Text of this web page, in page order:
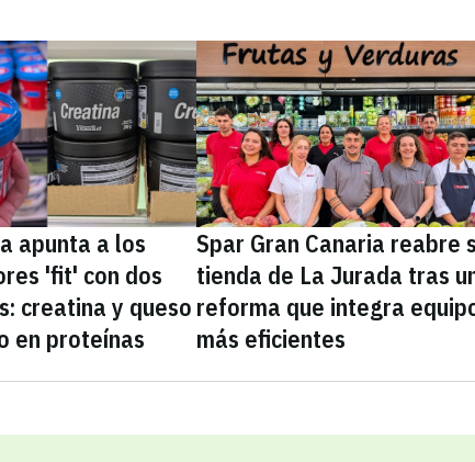
apunta a los
'fit' con dos
creatina y queso
en proteínas
Spar Gran Canaria reabre
tienda de La Jurada tras
reforma que integra
más eficientes